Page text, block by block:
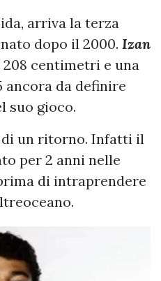
arriva la terza
dopo il 2000. Izan
208 centimetri e una
ancora da definire
suo gioco.
un ritorno. Infatti il
per 2 anni nelle
di intraprendere